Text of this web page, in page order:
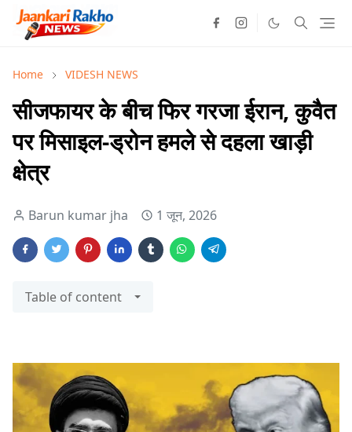
Home VIDESH NEWS
सीजफायर के बीच फिर गरजा ईरान, कुवैत
पर मिसाइल-ड्रोन हमले से दहला खाड़ी
क्षेत्र
Barun kumar jha 1 जून, 2026
Table of content